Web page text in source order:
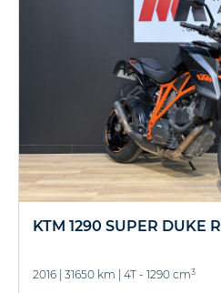
KTM 1290 SUPER DUKE R
2016 31650 km 4T - 1290 cm3